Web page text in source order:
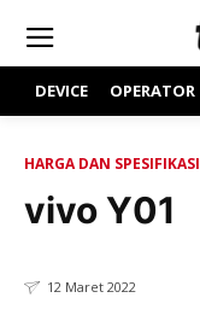
DEVICE OPERATOR
HARGA DAN SPESIFIKASI
vivo Y01
12 Maret 2022